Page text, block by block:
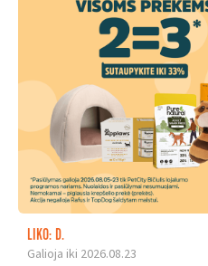
LIKO: D.
Galioja iki 2026.08.23